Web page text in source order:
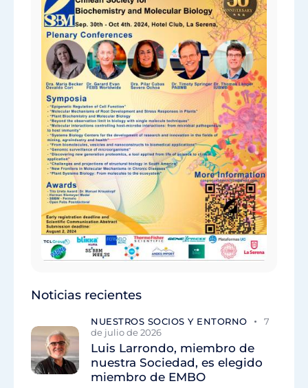
Noticias recientes
NUESTROS SOCIOS Y ENTORNO
7
de julio de 2026
Luis Larrondo, miembro de
nuestra Sociedad, es elegido
miembro de EMBO